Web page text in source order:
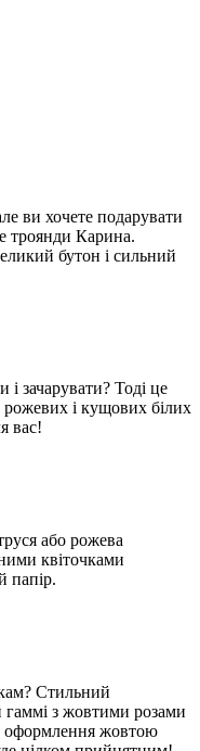
ви хочете подарувати
троянди Карина.
бутон і сильний
зачарувати? Тоді це
і кущових білих
вас!
або рожева
квіточками
папір.
Стильний
гаммі з жовтими розами
оформлення жовтою